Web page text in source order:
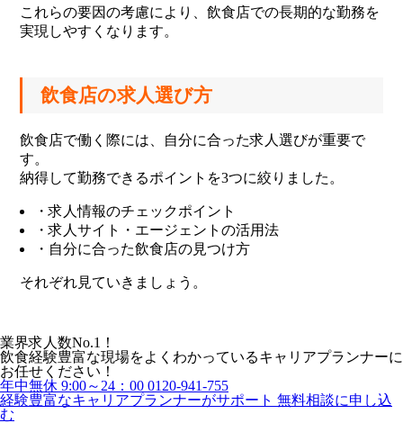
これらの要因の考慮により、飲食店での長期的な勤務を
実現しやすくなります。
飲食店の求人選び方
飲食店で働く際には、自分に合った求人選びが重要で
す。
納得して勤務できるポイントを3つに絞りました。
・求人情報のチェックポイント
・求人サイト・エージェントの活用法
・自分に合った飲食店の見つけ方
それぞれ見ていきましょう。
業界求人数No.1！
飲食経験豊富な現場をよくわかっているキャリアプランナーに
お任せください！
年中無休 9:00～24：00 0120-941-755
経験豊富なキャリアプランナーがサポート 無料相談に申し込
む